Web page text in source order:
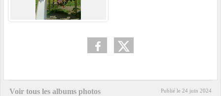
Voir tous les albums photos Publié le 24 juin 2024